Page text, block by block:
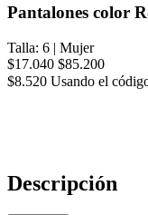
Pantalones color
Talla: 6 | Mujer
$17.040 $85.200
$8.520 Usando el
Descripción